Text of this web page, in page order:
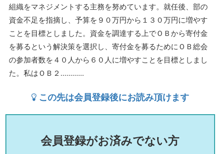
組織をマネジメントする主務を努めています。就任後、部の
資金不足を指摘し、予算を９０万円から１３０万円に増やす
ことを目標としました。資金を調達する上でＯＢから寄付金
を募るという解決策を選択し、寄付金を募るためにＯＢ総会
の参加者数を４０人から６０人に増やすことを目標としまし
た。私はＯＢ２............
この先は会員登録後にお読み頂けます
会員登録がお済みでない方